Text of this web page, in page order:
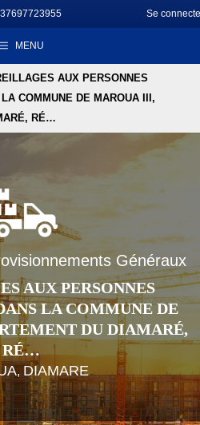
Se
MENU
AUX PERSONNES
COMMUNE DE MAROUA III,
RÉ…
Généraux
AUX PERSONNES
LA COMMUNE DE
DU DIAMARÉ,
RÉ…
, DIAMARE